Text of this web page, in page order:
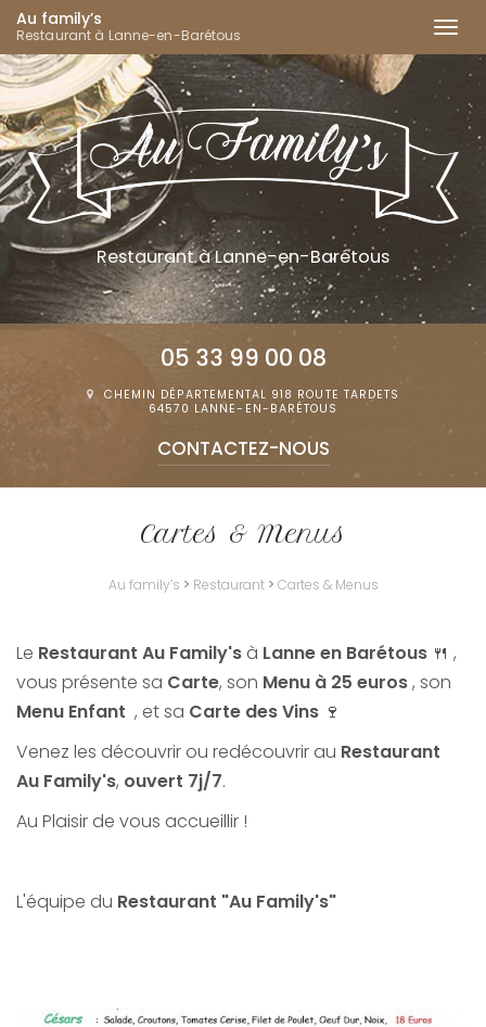
Aller
au
contenu
principal
Au family’s
Restaurant à Lanne-en-Barétous
Restaurantà Lanne-en-Barétous
05 33 99 00 08
CHEMIN DÉPARTEMENTAL 918 ROUTE TARDETS
64570 LANNE-EN-BARÉTOUS
CONTACTEZ-NOUS
Cartes & Menus
Au family’s > Restaurant> Cartes & Menus
Le Restaurant Au Family's à Lanne en Barétous 🍴 ,
vous présente sa Carte, son Menu à 25 euros, son
Menu Enfant , et sa Carte des Vins 🍷
Venez les découvrir ou redécouvrir au Restaurant
Au Family's, ouvert 7j/7.
Au Plaisir de vous accueillir !
L'équipe du Restaurant "Au Family's"